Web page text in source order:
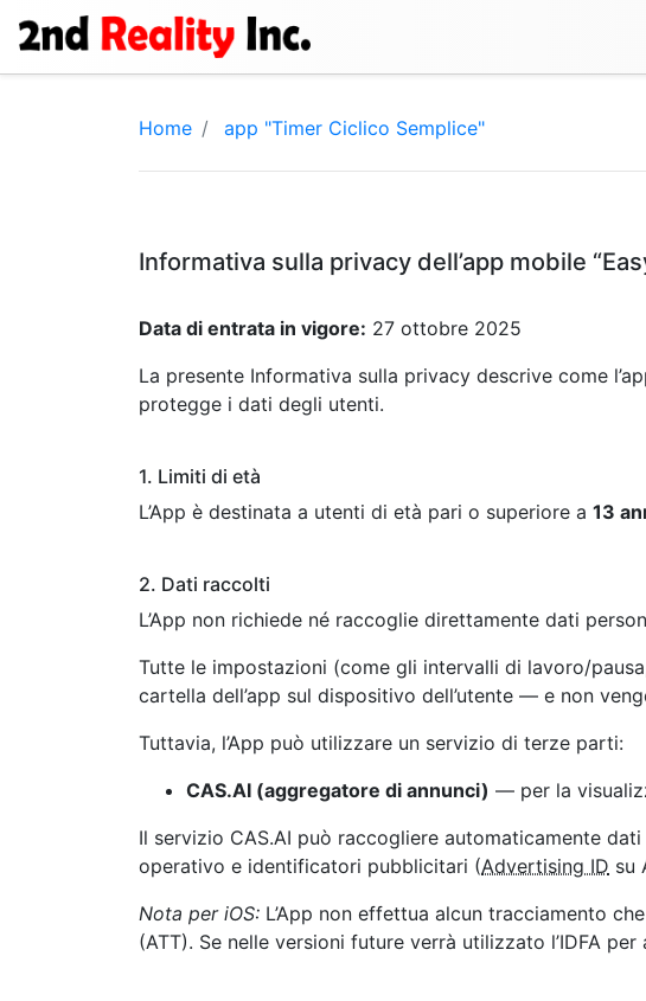
Home app "Timer Ciclico Semplice"
Informativa sulla privacy dell’app mobile
Data di entrata in vigore: 27 ottobre 2025
La presente Informativa sulla privacy descrive come
protegge i dati degli utenti.
1. Limiti di età
L’App è destinata a utenti di età pari o superiore a 13
2. Dati raccolti
L’App non richiede né raccoglie direttamente dati
Tutte le impostazioni (come gli intervalli di lavoro/
cartella dell’app sul dispositivo dell’utente — e non
Tuttavia, l’App può utilizzare un servizio di terze parti:
CAS.AI (aggregatore di annunci) — per la
Il servizio CAS.AI può raccogliere automaticamente
operativo e identificatori pubblicitari (Advertising ID su
Nota per iOS: L’App non effettua alcun tracciamento
(ATT). Se nelle versioni future verrà utilizzato l’IDFA